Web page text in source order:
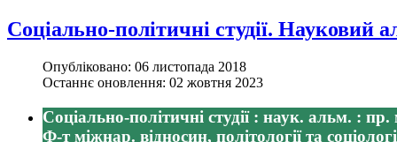
Соціально-політичні студії. Науковий
Опубліковано: 06 листопада 2018
Останнє оновлення: 02 жовтня 2023
Соціально-політичні студії : наук. альм. :
Ф-т міжнар. відносин, політології та